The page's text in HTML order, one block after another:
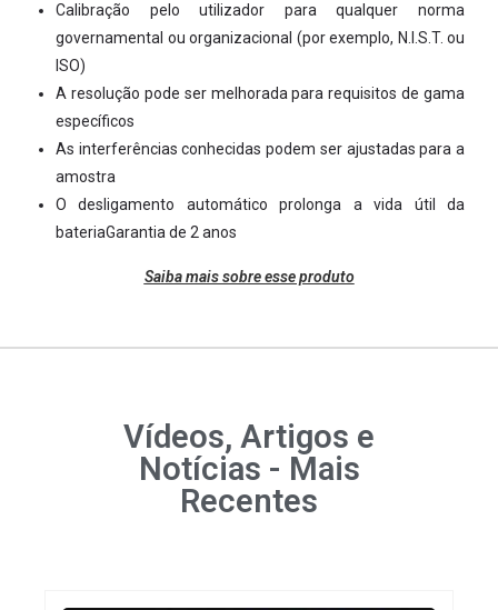
Calibração pelo utilizador para qualquer norma
governamental ou organizacional (por exemplo, N.I.S.T. ou
ISO)
A resolução pode ser melhorada para requisitos de gama
específicos
As interferências conhecidas podem ser ajustadas para a
amostra
O desligamento automático prolonga a vida útil da
bateriaGarantia de 2 anos
Saiba mais sobre esse produto
Vídeos, Artigos e
Notícias - Mais
Recentes